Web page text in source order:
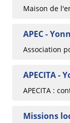
Maison de
APEC -
Association
APECITA -
APECITA :
Missions